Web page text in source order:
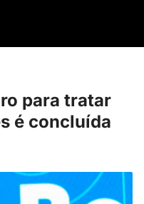
para tratar
é concluída